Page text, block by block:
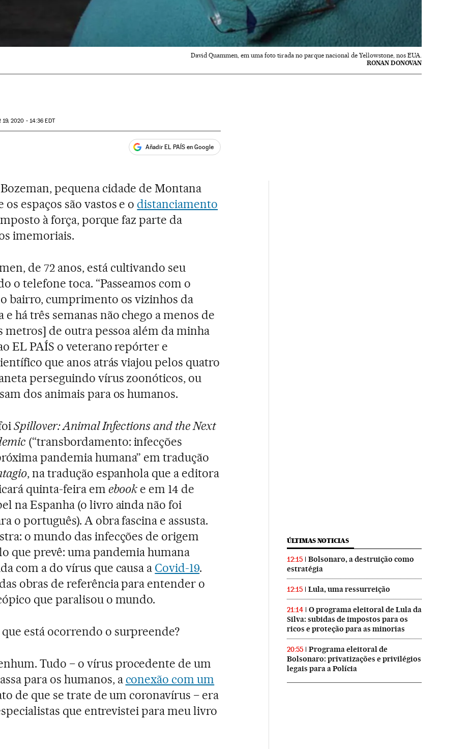
David Quammen, em uma foto tirada no parque nacional de Yellowstone, nos EUA.
RONAN DONOVAN
19, 2020 - 14:36 EDT
Añadir EL PAÍS en Google
pequena cidade de Montana
espaços são vastos e o distanciamento
à força, porque faz parte da
imemoriais.
de 72 anos, está cultivando seu
o telefone toca. “Passeamos com o
bairro, cumprimento os vizinhos da
e há três semanas não chego a menos de
metros] de outra pessoa além da minha
EL PAÍS o veterano repórter e
que anos atrás viajou pelos quatro
perseguindo vírus zoonóticos, ou
dos animais para os humanos.
Spillover: Animal Infections and the Next
(“transbordamento: infecções
pandemia humana” em tradução
, na tradução espanhola que a editora
quinta-feira em ebook e em 14 de
na Espanha (o livro ainda não foi
o português). A obra fascina e assusta.
o mundo das infecções de origem
que prevê: uma pandemia humana
com a do vírus que causa a Covid-19.
obras de referência para entender o
que paralisou o mundo.
que está ocorrendo o surpreende?
Tudo − o vírus procedente de um
para os humanos, a conexão com um
de que se trate de um coronavírus − era
que entrevistei para meu livro
ÚLTIMAS NOTICIAS
12:15
Bolsonaro, a destruição como
estratégia
12:15 Lula, uma ressurreição
21:14
O programa eleitoral de Lula da
Silva: subidas de impostos para os
ricos e proteção para as minorias
20:55
Programa eleitoral de
Bolsonaro: privatizações e privilégios
legais para a Polícia